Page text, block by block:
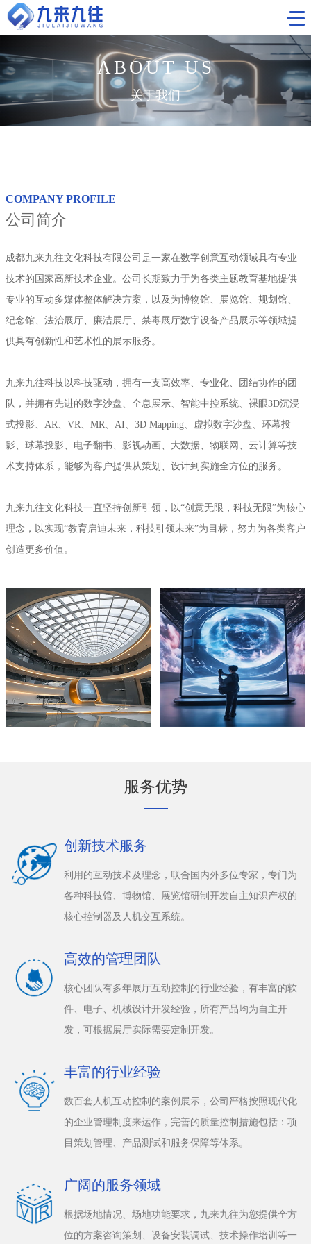
首页
工程案例
企业展厅
红色教育基地
关于我们
ABOUT US
—— 关于我们 ——
COMPANY PROFILE
公司简介
成都九来九往文化科技有限公司是一家在数字创意互动领域具有专业
技术的国家高新技术企业。公司长期致力于为各类主题教育基地提供
专业的互动多媒体整体解决方案，以及为博物馆、展览馆、规划馆、
纪念馆、法治展厅、廉洁展厅、禁毒展厅数字设备产品展示等领域提
供具有创新性和艺术性的展示服务。
九来九往科技以科技驱动，拥有一支高效率、专业化、团结协作的团
队，并拥有先进的数字沙盘、全息展示、智能中控系统、裸眼3D沉浸
式投影、AR、VR、MR、AI、3D Mapping、虚拟数字沙盘、环幕投
影、球幕投影、电子翻书、影视动画、大数据、物联网、云计算等技
术支持体系，能够为客户提供从策划、设计到实施全方位的服务。
九来九往文化科技一直坚持创新引领，以“创意无限，科技无限”为核心
理念，以实现“教育启迪未来，科技引领未来”为目标，努力为各类客户
创造更多价值。
服务优势
创新技术服务
利用的互动技术及理念，联合国内外多位专家，专门为
各种科技馆、博物馆、展览馆研制开发自主知识产权的
核心控制器及人机交互系统。
高效的管理团队
核心团队有多年展厅互动控制的行业经验，有丰富的软
件、电子、机械设计开发经验，所有产品均为自主开
发，可根据展厅实际需要定制开发。
丰富的行业经验
数百套人机互动控制的案例展示，公司严格按照现代化
的企业管理制度来运作，完善的质量控制措施包括：项
目策划管理、产品测试和服务保障等体系。
广阔的服务领域
根据场地情况、场地功能要求，九来九往为您提供全方
位的方案咨询策划、设备安装调试、技术操作培训等一